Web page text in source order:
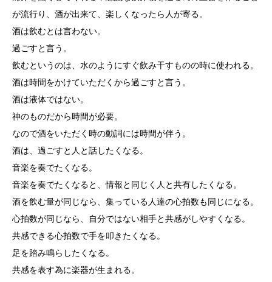
が流行り、酒が出来て、楽しくなったら人が寄る。
酒は飲むとは言わない。
過ごすと言う。
飲むというのは、水のようにすぐ飲み干すものの時に使われる。
酒は時間をかけていただくから過ごすと言う。
酒は液体ではない。
神のものだから時間が必要。
なので酒をいただく時の動詞には時間が伴う。
酒は、過ごすと人と話したくなる。
音楽を奏でたくなる。
音楽を奏でたくなると、情報と同じく人と共有したくなる。
酒を飲む量が同じなら、集っている人達の心拍数も同じになる。
心拍数が同じなら、自分ではない相手と共感がしやすくなる。
共感できる心拍数で手を叩きたくなる。
足を踏み鳴らしたくなる。
共感を表す為に楽器が生まれる。